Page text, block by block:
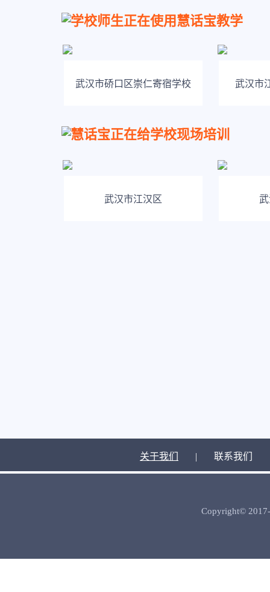
学校师生正在使用慧话宝教学
武汉市硚口区崇仁寄宿学校 武汉市
慧话宝正在给学校现场培训
武汉市江汉区
关于我们 | 联系我们
Copyright©